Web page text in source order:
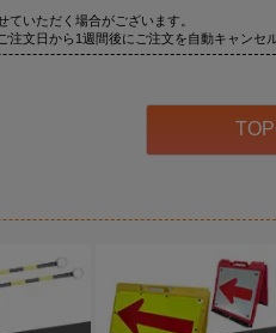
いただく場合がございます。
文日から1週間後にご注文を自動キャンセ